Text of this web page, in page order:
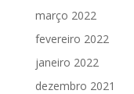
março 2022
fevereiro 2022
janeiro 2022
dezembro 2021